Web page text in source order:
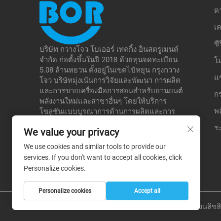
บริษัท กวางโจว โบเออร์ เทคกิ้ง อินสตรูเมนต์
จำกัด ก่อตั้งขึ้นในปี 2018 ด้วยทุนจดทะเบียน
5.08 ล้านหยวน ตั้งอยู่ในเขตไป๋หยุน กรุงกวาง
โจว บริษัทมุ่งเน้นการวิจัยและพัฒนา การผลิต
และการขายเครื่องมือการสอนสำหรับยานยนต์
พลังงานใหม่และสาขาอื่นๆ โดยให้บริการ
โซลูชันแบบบูรณาการด้านการผลิตและการ
ต่างๆ เป็นต้น ซึ่งช่วยสร้างข้อได้เปรียบเชิงความ
แตกต่างในตลาดเฉพาะทางของตนเอง
ต
เ
ซี
โ
แ
ก
พ
ร
สงวนลิ
We value your privacy
We use cookies and similar tools to provide our
services. If you don't want to accept all cookies, click
Personalize cookies.
Personalize cookies Accept all